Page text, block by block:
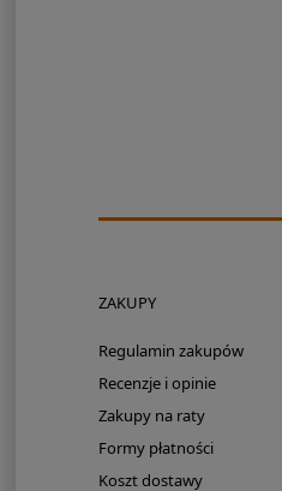
ZAKUPY
Regulamin zakupów
Recenzje i opinie
Zakupy na raty
Formy płatności
Koszt dostawy